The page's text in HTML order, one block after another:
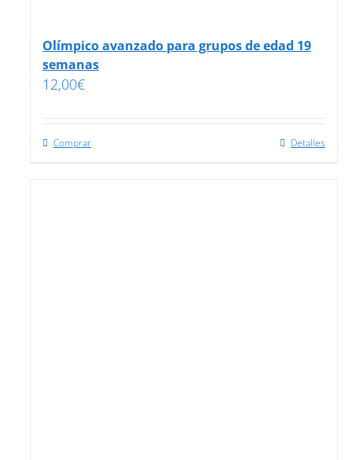
Olímpico avanzado para grupos de edad 19
semanas
12,00€
Comprar Detalles